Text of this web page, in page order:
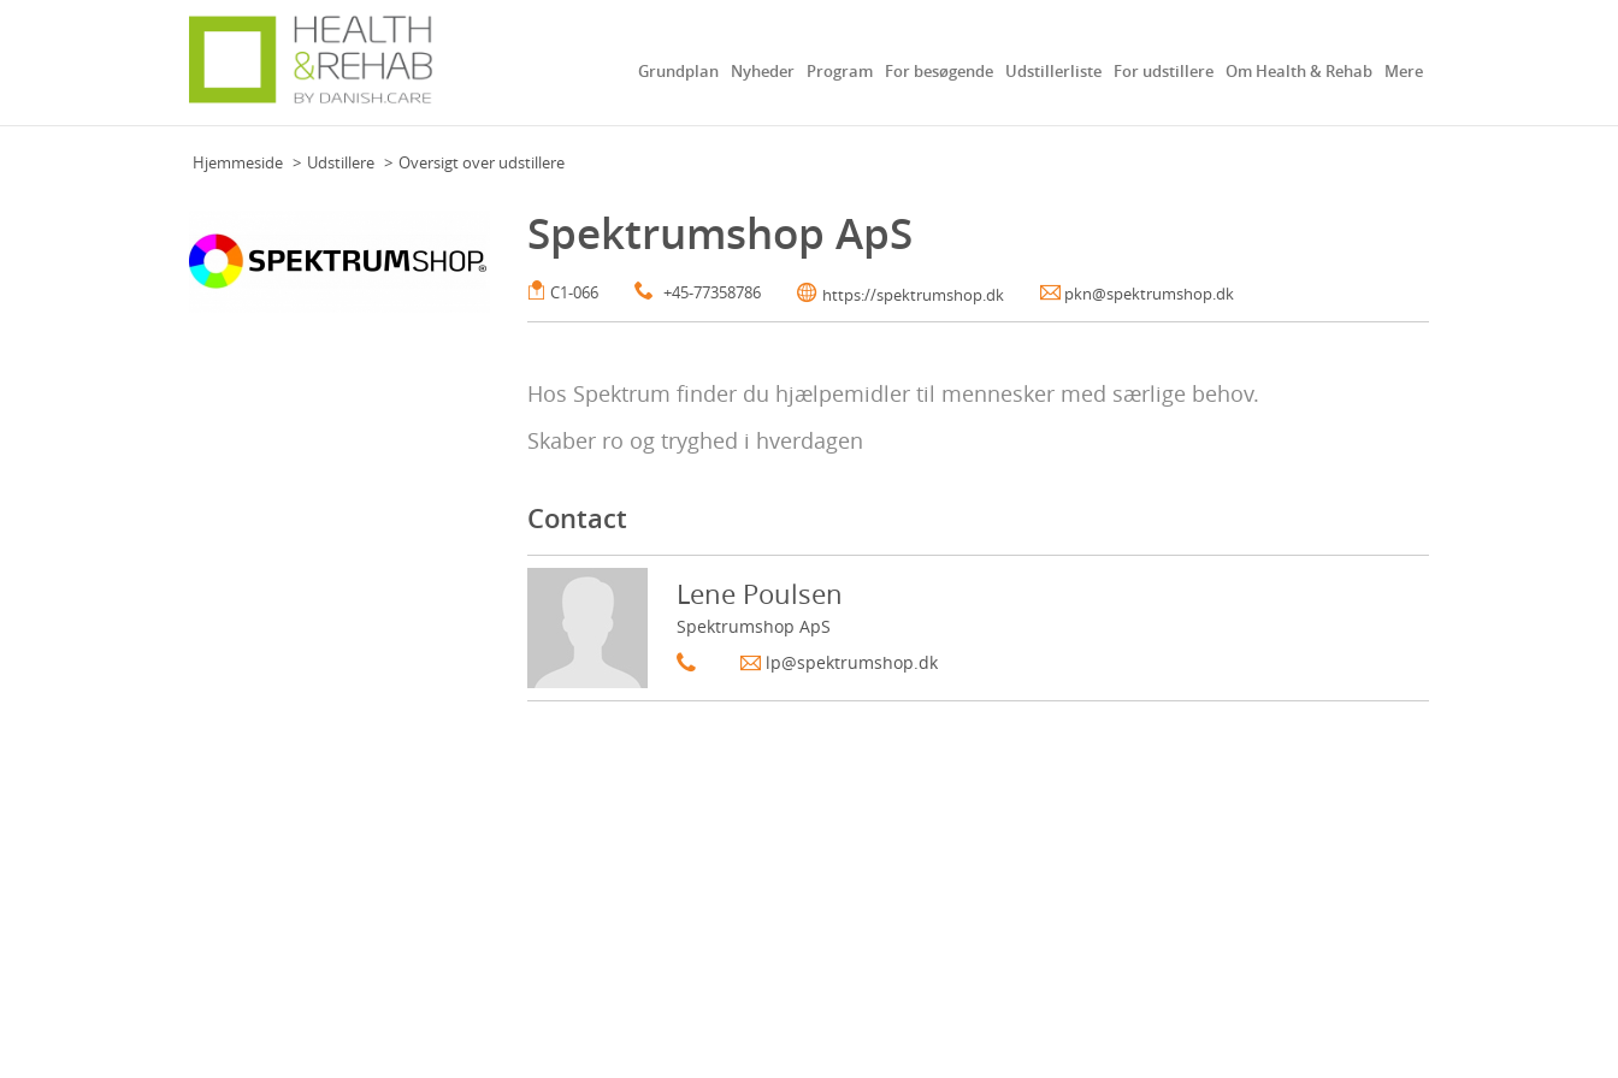
Grundplan Nyheder Program For besøgende Udstillerliste For udstillere Om Health & Rehab Mere
Hjemmeside Udstillere Oversigt over udstillere
Spektrumshop ApS
C1-066 +45-77358786 https://spektrumshop.dk pkn@spektrumshop.dk
Hos Spektrum finder du hjælpemidler til mennesker med særlige behov.
Skaber ro og tryghed i hverdagen
Contact
Lene Poulsen
Spektrumshop ApS
lp@spektrumshop.dk